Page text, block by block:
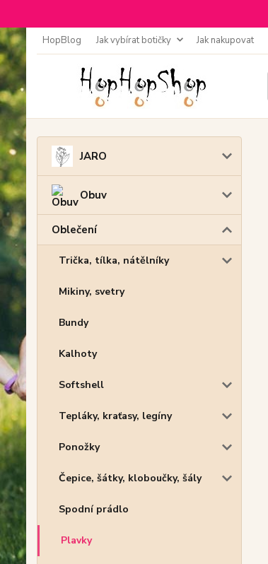
HopBlog Jak vybírat botičky Jak nakupovat
JARO
Obuv
Oblečení
Trička, tílka, nátělníky
Mikiny, svetry
Bundy
Kalhoty
Softshell
Tepláky, kraťasy, legíny
Ponožky
Čepice, šátky, kloboučky, šály
Spodní prádlo
Plavky